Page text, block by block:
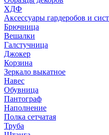
ХДФ
Аксессуары гардеробов и
Брючница
Вешалки
Галстучница
Джокер
Корзина
Зеркало выкатное
Навес
Обувница
Пантограф
Наполнение
Полка сетчатая
Труба